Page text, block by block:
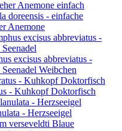
doreensis - einfache
Anemone
excisus abbreviatus -
Weibchen
- Kuhkopf Doktorfisch
- Herzseeigel